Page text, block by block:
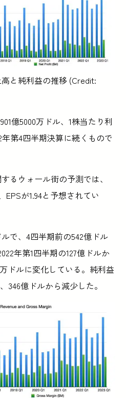
と純利益の推移 (Credit:
億5000万ドル、1株当たり利
第4四半期決算に続くもので
るウォール街の予測では、
EPSが1.94と予想されてい
で、4四半期前の542億ドル
年第1四半期の127億ドルか
ドルに変化している。純利益
346億ドルから減少した。